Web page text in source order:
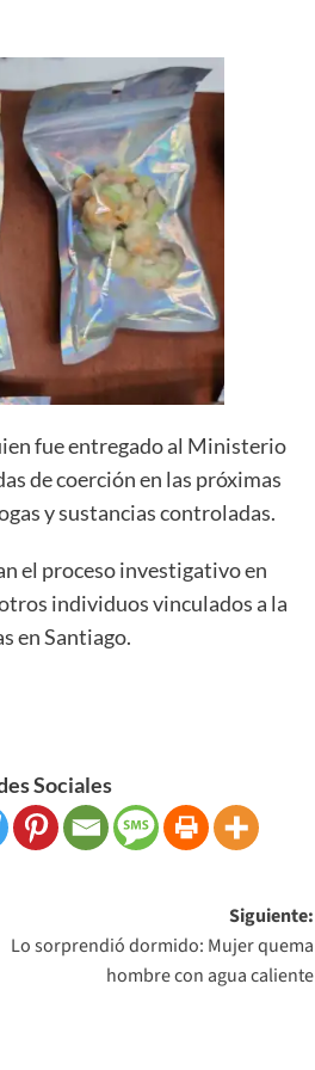
fue entregado al Ministerio
de coerción en las próximas
y sustancias controladas.
el proceso investigativo en
individuos vinculados a la
en Santiago.
Sociales
Siguiente:
Lo sorprendió dormido: Mujer quema
hombre con agua caliente